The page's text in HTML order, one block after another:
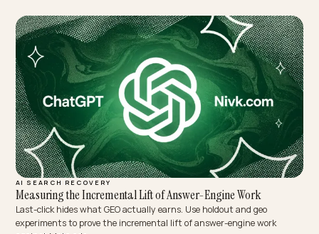
Here is how to measure incrementality and coordinate earned AI
citations with paid spend.
Lawrence Dauchy Jun 3, 2026· 4 min